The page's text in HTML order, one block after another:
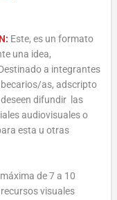
: Este, es un formato
una idea,
a integrantes
as, adscripto
difundir las
audiovisuales o
esta u otras
de 7 a 10
visuales